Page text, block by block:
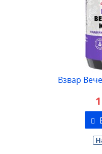
Взвар